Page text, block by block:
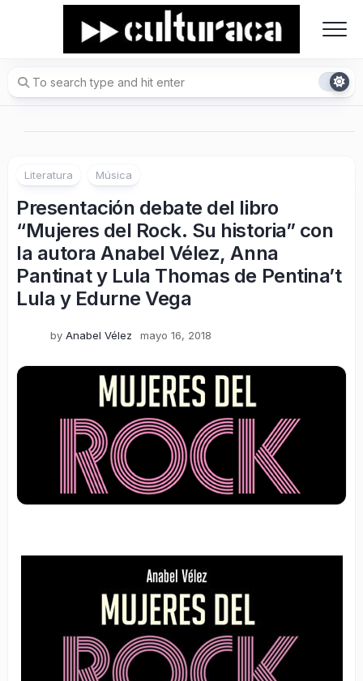
Literatura Música
Presentación debate del libro
“Mujeres del Rock. Su historia” con
la autora Anabel Vélez, Anna
Pantinat y Lula Thomas de Pentina’t
Lula y Edurne Vega
by Anabel Vélez mayo 16, 2018